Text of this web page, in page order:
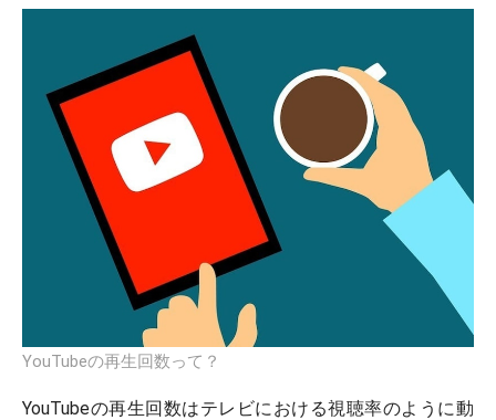
YouTubeの再生回数って？
YouTubeの再生回数はテレビにおける視聴率のように動